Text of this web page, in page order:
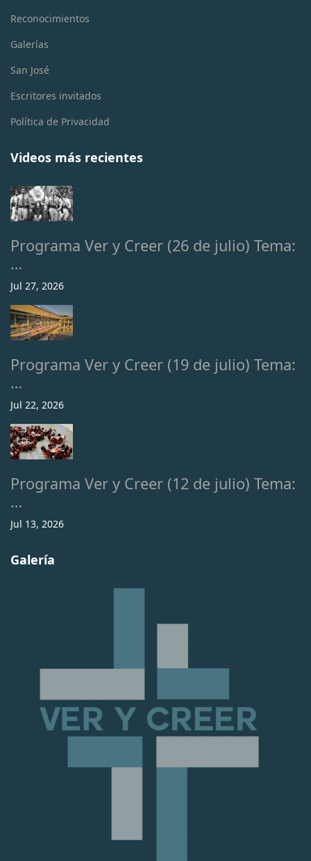
Reconocimientos
Galerías
San José
Escritores invitados
Política de Privacidad
Videos más recientes
Programa Ver y Creer (26 de julio) Tema:
…
Jul 27, 2026
Programa Ver y Creer (19 de julio) Tema:
…
Jul 22, 2026
Programa Ver y Creer (12 de julio) Tema:
…
Jul 13, 2026
Galería